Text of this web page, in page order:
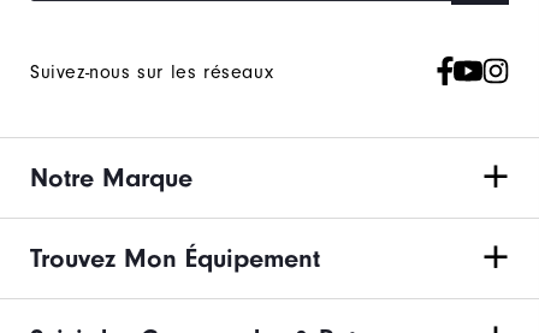
Suivez-nous sur les réseaux
Notre Marque
Trouvez Mon Équipement